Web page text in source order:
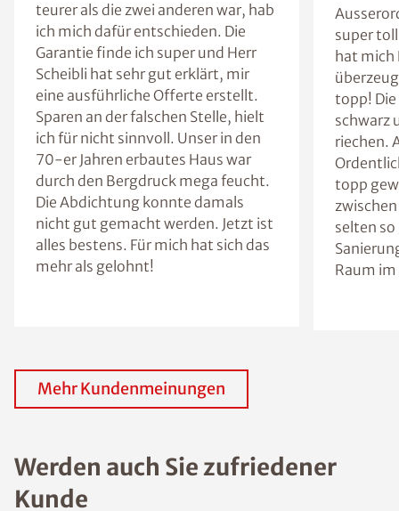
teurer als die zwei anderen war, hab
ich mich dafür entschieden. Die
Garantie finde ich super und Herr
Scheibli hat sehr gut erklärt, mir
eine ausführliche Offerte erstellt.
Sparen an der falschen Stelle, hielt
ich für nicht sinnvoll. Unser in den
70-er Jahren erbautes Haus war
durch den Bergdruck mega feucht.
Die Abdichtung konnte damals
nicht gut gemacht werden. Jetzt ist
alles bestens. Für mich hat sich das
mehr als gelohnt!
super
hat mich
topp! Die
schwarz
riechen.
topp
selten
Raum
Mehr Kundenmeinungen
Werden auch Sie zufriedener
Kunde